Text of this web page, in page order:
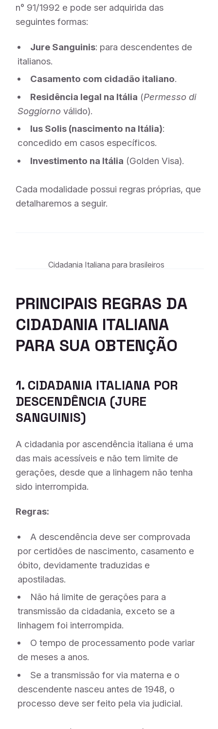
n° 91/1992 e pode ser adquirida das
seguintes formas:
Jure Sanguinis: para descendentes de
italianos.
Casamento com cidadão italiano.
Residência legal na Itália (Permesso di
Soggiorno válido).
Ius Solis (nascimento na Itália):
concedido em casos específicos.
Investimento na Itália (Golden Visa).
Cada modalidade possui regras próprias, que
detalharemos a seguir.
Cidadania Italiana para brasileiros
PRINCIPAIS REGRAS DA
CIDADANIA ITALIANA
PARA SUA OBTENÇÃO
1. CIDADANIA ITALIANA POR
DESCENDÊNCIA (JURE
SANGUINIS)
A cidadania por ascendência italiana é uma
das mais acessíveis e não tem limite de
gerações, desde que a linhagem não tenha
sido interrompida.
Regras:
A descendência deve ser comprovada
por certidões de nascimento, casamento e
óbito, devidamente traduzidas e
apostiladas.
Não há limite de gerações para a
transmissão da cidadania, exceto se a
linhagem foi interrompida.
O tempo de processamento pode variar
de meses a anos.
Se a transmissão for via materna e o
descendente nasceu antes de 1948, o
processo deve ser feito pela via judicial.